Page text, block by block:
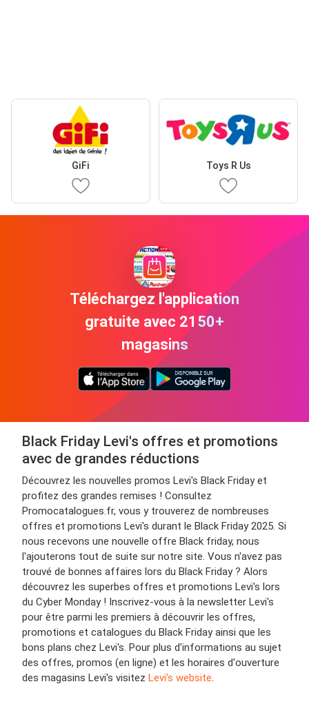
GiFi Toys R Us
Téléchargez l'application
gratuite avec 2150+
magasins
Black Friday Levi's offres et promotions
avec de grandes réductions
Découvrez les nouvelles promos Levi's Black Friday et
profitez des grandes remises ! Consultez
Promocatalogues.fr, vous y trouverez de nombreuses
offres et promotions Levi's durant le Black Friday 2025. Si
nous recevons une nouvelle offre Black friday, nous
l'ajouterons tout de suite sur notre site. Vous n'avez pas
trouvé de bonnes affaires lors du Black Friday ? Alors
découvrez les superbes offres et promotions Levi's lors
du Cyber Monday ! Inscrivez-vous à la newsletter Levi's
pour être parmi les premiers à découvrir les offres,
promotions et catalogues du Black Friday ainsi que les
bons plans chez Levi's. Pour plus d'informations au sujet
des offres, promos (en ligne) et les horaires d'ouverture
des magasins Levi's visitez Levi's website.